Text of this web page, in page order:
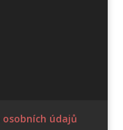
osobních údajů